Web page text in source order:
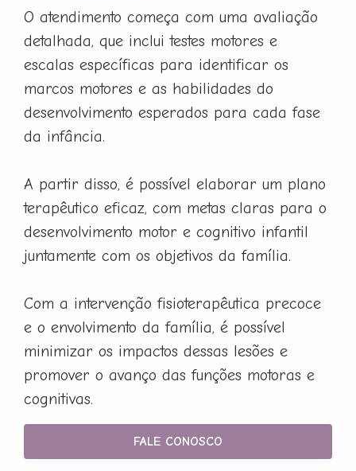
O atendimento começa com uma avaliação
detalhada, que inclui testes motores e
escalas específicas para identificar os
marcos motores e as habilidades do
desenvolvimento esperados para cada fase
da infância.
A partir disso, é possível elaborar um plano
terapêutico eficaz, com metas claras para o
desenvolvimento motor e cognitivo infantil
juntamente com os objetivos da família.
Com a intervenção fisioterapêutica precoce
e o envolvimento da família, é possível
minimizar os impactos dessas lesões e
promover o avanço das funções motoras e
cognitivas.
FALE CONOSCO